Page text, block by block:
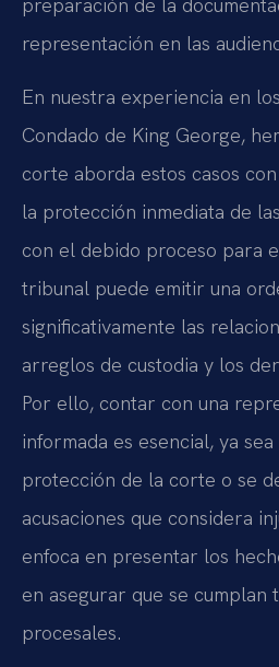
representación en las
En nuestra experiencia en
Condado de King George,
corte aborda estos casos
la protección inmediata de
con el debido proceso para
tribunal puede emitir una
significativamente las
arreglos de custodia y los
Por ello, contar con una
informada es esencial, ya
protección de la corte o se
acusaciones que considera
enfoca en presentar los
en asegurar que se cumplan
procesales.